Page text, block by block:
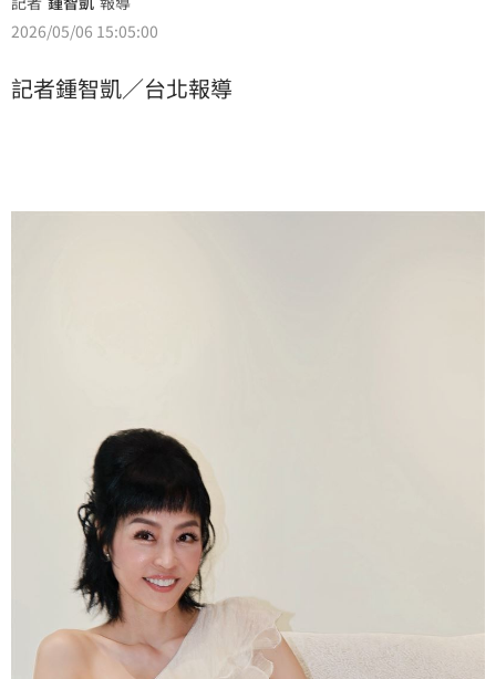
2026/05/06 15:05:00
記者鍾智凱／台北報導